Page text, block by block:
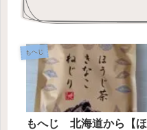
もへじ
もへじ 北海道から【ほ